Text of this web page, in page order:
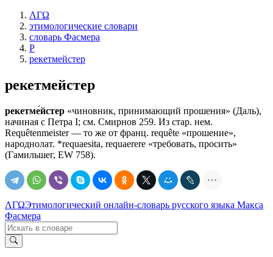
ΛΓΩ
этимологические словари
словарь Фасмера
Р
рекетмейстер
рекетмейстер
рекетме́йстер «чиновник, принимающий прошения» (Даль),
начиная с Петра I; см. Смирнов 259. Из стар. нем.
Requêtenmeister — то же от франц. requête «прошение»,
народнолат. *requaesita, requaerere «требовать, просить»
(Гамильшег, ЕW 758).
ΛΓΩЭтимологический онлайн-словарь русского языка Макса
Фасмера